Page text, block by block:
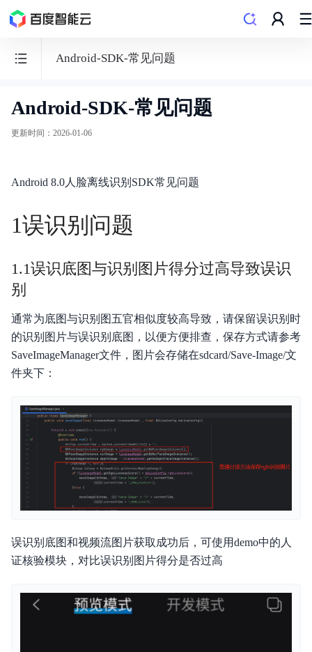
Android-SDK-常见问题
人
脸
购买指南
人脸实名认证方案
人脸意愿核身H5方案
人脸离线识别SDK
Android-SDK-常见问题
更新时间 ： 2026-01-06
Android 8.0人脸离线识别SDK常见问题
1误识别问题
1.1误识底图与识别图片得分过高导致误识
别
通常为底图与识别图五官相似度较高导致，请保留误识别时
的识别图片与误识别底图，以便方便排查，保存方式请参考
SaveImageManager文件，图片会存储在sdcard/Save-Image/文
件夹下：
误识别底图和视频流图片获取成功后，可使用demo中的人
证核验模块，对比误识别图片得分是否过高